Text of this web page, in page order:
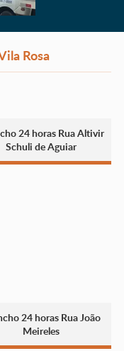
Rosa
24 horas Rua Altivir
Schuli de Aguiar
24 horas Rua João
Meireles